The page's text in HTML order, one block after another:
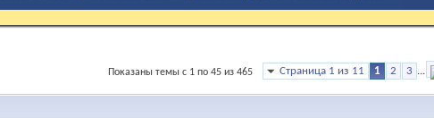
Страница 1 из 11 1 2 3 ...
Показаны темы с 1 по 45 из 465